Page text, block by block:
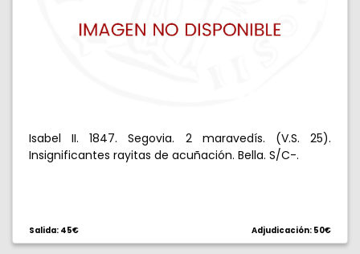
Isabel II. 1847. Segovia. 2 maravedís. (V.S. 25).
Insignificantes rayitas de acuñación. Bella. S/C-.
Salida: 45€ Adjudicación: 50€